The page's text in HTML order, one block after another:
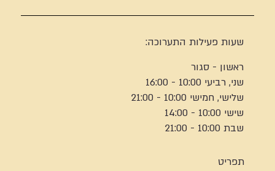
שעות פעילות התערוכה:
ראשון - סגור
שני, רביעי 10:00 - 16:00
שלישי, חמישי 10:00 - 21:00
שישי 10:00 - 14:00
שבת 10:00 - 21:00
תפריט